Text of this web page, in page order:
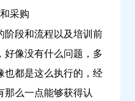
采购
阶段和流程以及培训前
好像没有什么问题，多
也都是这么执行的，经
那么一点能够获得认